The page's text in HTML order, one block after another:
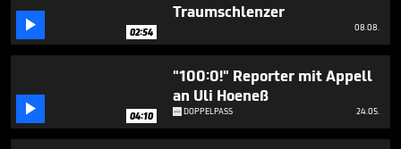
 02:54
Traumschlenzer
08.08.
 04:10
"100:0!" Reporter mit Appell
an Uli Hoeneß
DOPPELPASS 24.05.